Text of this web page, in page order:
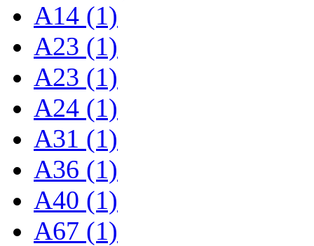
A14 (1)
A23 (1)
A23 (1)
A24 (1)
A31 (1)
A36 (1)
A40 (1)
A67 (1)